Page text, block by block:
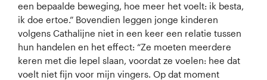
een bepaalde beweging, hoe meer het voelt: ik besta,
ik doe ertoe.” Bovendien leggen jonge kinderen
volgens Cathalijne niet in een keer een relatie tussen
hun handelen en het effect: “Ze moeten meerdere
keren met die lepel slaan, voordat ze voelen: hee dat
voelt niet fijn voor mijn vingers. Op dat moment